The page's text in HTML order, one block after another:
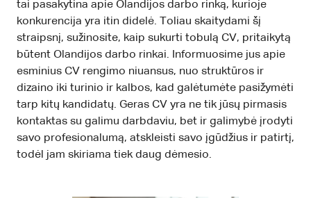
tai pasakytina apie Olandijos darbo rinką, kurioje
konkurencija yra itin didelė. Toliau skaitydami šį
straipsnį, sužinosite, kaip sukurti tobulą CV, pritaikytą
būtent Olandijos darbo rinkai. Informuosime jus apie
esminius CV rengimo niuansus, nuo struktūros ir
dizaino iki turinio ir kalbos, kad galėtumėte pasižymėti
tarp kitų kandidatų. Geras CV yra ne tik jūsų pirmasis
kontaktas su galimu darbdaviu, bet ir galimybė įrodyti
savo profesionalumą, atskleisti savo įgūdžius ir patirtį,
todėl jam skiriama tiek daug dėmesio.